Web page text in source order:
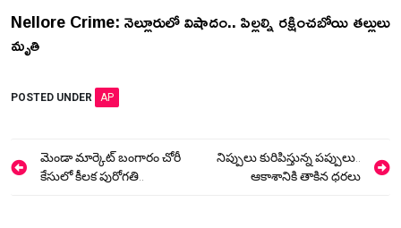
Nellore Crime: నెల్లూరులో విషాదం.. పిల్లల్ని రక్షించబోయి తల్లులు
మృతి
POSTED UNDER AP
Post
navigation
మెండా మార్కెట్ బంగారం చోరీ
కేసులో కీలక పురోగతి..
నిప్పులు కురిపిస్తున్న పప్పులు..
ఆకాశానికి తాకిన ధరలు